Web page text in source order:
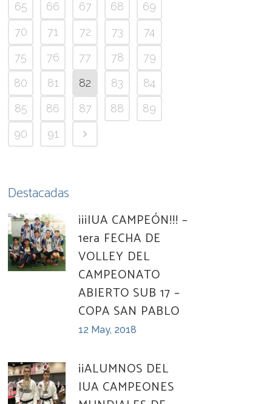
65 66 67 68
69
70
71 72 73
74
75
76 77 78
79
80
81 82 83
84
85
86 87 88
89
90
91
Destacadas
¡¡¡IUA CAMPEÓN!!! –
1era FECHA DE
VOLLEY DEL
CAMPEONATO
ABIERTO SUB 17 –
COPA SAN PABLO
12 May, 2018
¡¡ALUMNOS DEL
IUA CAMPEONES